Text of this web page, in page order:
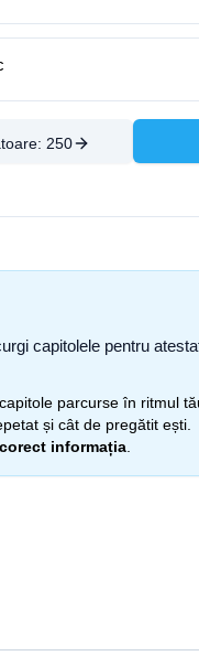
250
capitolele pentru
parcurse în ritmul
și cât de pregătit ești.
informația